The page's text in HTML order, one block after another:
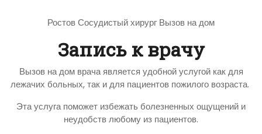
Ростов Сосудистый хирург Вызов на дом
Запись к врачу
Вызов на дом врача является удобной услугой как для
лежачих больных, так и для пациентов пожилого возраста.
Эта услуга поможет избежать болезненных ощущений и
неудобств любому из пациентов.